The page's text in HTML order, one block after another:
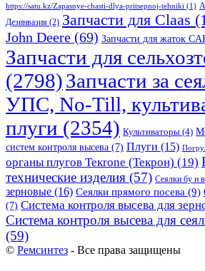
https://satu.kz/Zapasnye-chasti-dlya-pritsepnoj-tehniki (1)
Дезинвазия (2) Запчасти для Claas
John Deere (69) Запчасти для жаток
Запчасти для
(2798)Запчасти за
УПС, No-Till,
плуги (2354) Культиваторы (4)
систем контроля высева (7) Плуги (15)
органы плугов Текrоne (Текрон) (19)
технические изделия (57) Сеялки бу и
зерновые (16) Сеялки прямого посева (9)
(7) Система контроля высева для
Система контроля высева для
(59)
© Ремсинтез - Все права защищены